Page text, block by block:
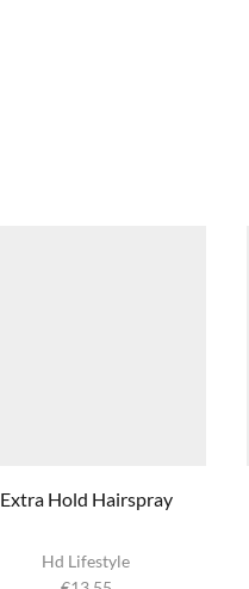
Extra Hold Hairspray
Hd Lifestyle